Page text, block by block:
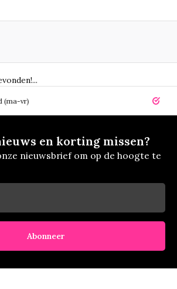
14 dagen
en korting missen?
nieuwsbrief om op de hoogte te
Abonneer